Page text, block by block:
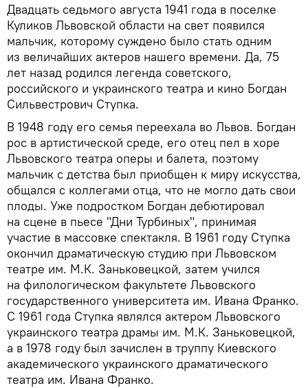
Двадцать седьмого августа 1941 года в поселке
Куликов Львовской области на свет появился
мальчик, которому суждено было стать одним
из величайших актеров нашего времени. Да, 75
лет назад родился легенда советского,
российского и украинского театра и кино Богдан
Сильвестрович Ступка.
В 1948 году его семья переехала во Львов. Богдан
рос в артистической среде, его отец пел в хоре
Львовского театра оперы и балета, поэтому
мальчик с детства был приобщен к миру искусства,
общался с коллегами отца, что не могло дать свои
плоды. Уже подростком Богдан дебютировал
на сцене в пьесе "Дни Турбиных", принимая
участие в массовке спектакля. В 1961 году Ступка
окончил драматическую студию при Львовском
театре им. М.К. Заньковецкой, затем учился
на филологическом факультете Львовского
государственного университета им. Ивана Франко.
С 1961 года Ступка являлся актером Львовского
украинского театра драмы им. М.К. Заньковецкой,
а в 1978 году был зачислен в труппу Киевского
академического украинского драматического
театра им. Ивана Франко.